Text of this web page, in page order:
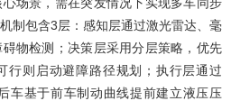
制包含3层：感知层通过激光雷达、毫
物检测；决策层采用分层策略，优先
行则启动避障路径规划；执行层通过
后车基于前车制动曲线提前建立液压压